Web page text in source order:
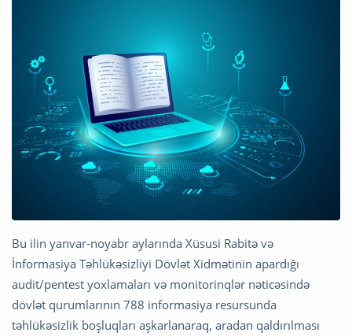
Bu ilin yanvar-noyabr aylarında Xüsusi Rabitə və
İnformasiya Təhlükəsizliyi Dövlət Xidmətinin apardığı
audit/pentest yoxlamaları və monitorinqlər nəticəsində
dövlət qurumlarının 788 informasiya resursunda
təhlükəsizlik boşluqları aşkarlanaraq, aradan qaldırılması